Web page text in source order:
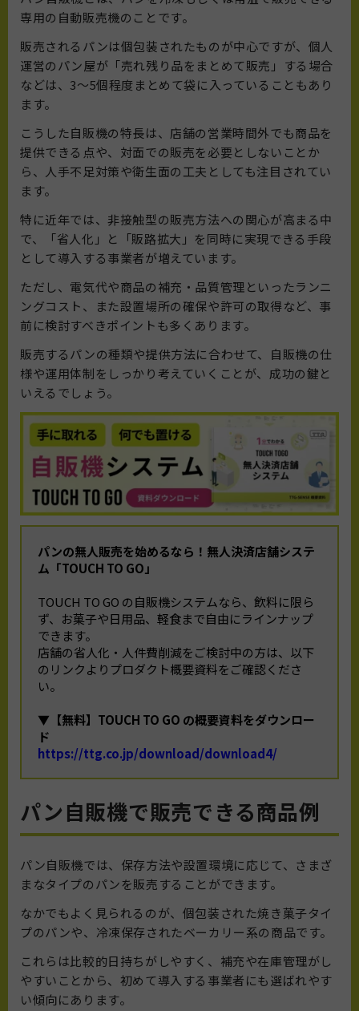
専用の自動販売機のことです。
販売されるパンは個包装されたものが中心ですが、個人
運営のパン屋が「売れ残り品をまとめて販売」する場合
などは、3〜5個程度まとめて袋に入っていることもあり
ます。
こうした自販機の特長は、店舗の営業時間外でも商品を
提供できる点や、対面での販売を必要としないことか
ら、人手不足対策や衛生面の工夫としても注目されてい
ます。
特に近年では、非接触型の販売方法への関心が高まる中
で、「省人化」と「販路拡大」を同時に実現できる手段
として導入する事業者が増えています。
ただし、電気代や商品の補充・品質管理といったランニ
ングコスト、また設置場所の確保や許可の取得など、事
前に検討すべきポイントも多くあります。
販売するパンの種類や提供方法に合わせて、自販機の仕
様や運用体制をしっかり考えていくことが、成功の鍵と
いえるでしょう。
パンの無人販売を始めるなら！ 無人決済店舗システ
ム「TOUCH TO GO」
TOUCH TO GO の自販機システムなら、飲料に限ら
ず、お菓子や日用品、軽食まで自由にラインナップ
できます。
店舗の省人化・人件費削減をご検討中の方は、以下
のリンクよりプロダクト概要資料をご確認くださ
い。
▼【無料】TOUCH TO GO の概要資料をダウンロー
ド
https://ttg.co.jp/download/download4/
パン自販機で販売できる商品例
パン自販機では、保存方法や設置環境に応じて、さまざ
まなタイプのパンを販売することができます。
なかでもよく見られるのが、個包装された焼き菓子タイ
プのパンや、冷凍保存されたベーカリー系の商品です。
これらは比較的日持ちがしやすく、補充や在庫管理がし
やすいことから、初めて導入する事業者にも選ばれやす
い傾向にあります。